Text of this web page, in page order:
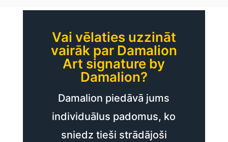
Vai vēlaties uzzināt
vairāk par Damalion
Art signature by
Damalion?
Damalion piedāvā jums
individuālus padomus, ko
sniedz tieši strādājoši